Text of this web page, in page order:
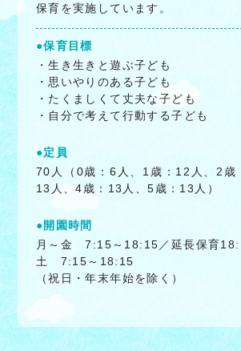
保育を実施しています。
●保育目標
・生き生きと遊ぶ子ども
・思いやりのある子ども
・たくましくて丈夫な子ども
・自分で考えて行動する子ども
●定員
70人（0歳：6人、1歳：12人、2歳
13人、4歳：13人、5歳：13人）
●開園時間
月～金 7:15～18:15／延長保育
土 7:15～18:15
（祝日・年末年始を除く）